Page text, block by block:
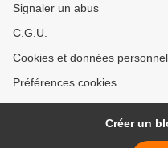
Signaler un abus
C.G.U.
Cookies et données
Préférences cookies
Créer un